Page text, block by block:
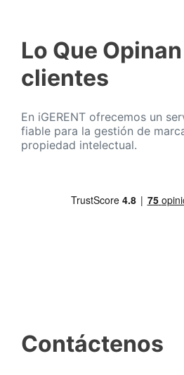
Lo Que
clientes
En iGERENT ofrecemos un
fiable para la gestión de
propiedad intelectual.
Contáctenos